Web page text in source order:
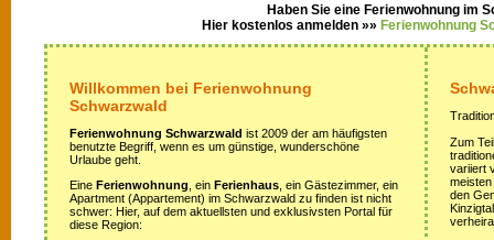
Haben Sie eine Ferienwohnung im
Hier kostenlos anmelden »» Ferienwohnung
Willkommen bei Ferienwohnung
Schwarzwald
Ferienwohnung Schwarzwald ist 2009 der am häufigsten
benutzte Begriff, wenn es um günstige, wunderschöne
Urlaube geht.
Eine Ferienwohnung , ein Ferienhaus , ein Gästezimmer, ein
Apartment (Appartement) im Schwarzwald zu finden ist nicht
schwer: Hier, auf dem aktuellsten und exklusivsten Portal für
diese Region:
Zum
variiert
den